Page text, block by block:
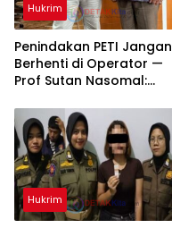
Hukrim
Penindakan PETI Jangan
Berhenti di Operator —
Prof Sutan Nasomal:
hingga Pemodal
Hukrim